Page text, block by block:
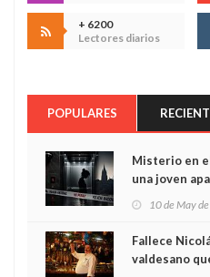
+ 6200
Lectores diarios
POPULARES
Misterio en
una joven
cámaras
minutos
10 de May
Fallece
valdesano